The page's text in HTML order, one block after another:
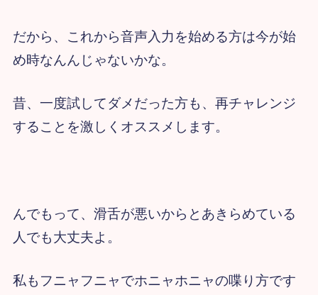
だから、これから音声入力を始める方は今が始
め時なんんじゃないかな。
昔、一度試してダメだった方も、再チャレンジ
することを激しくオススメします。
んでもって、滑舌が悪いからとあきらめている
人でも大丈夫よ。
私もフニャフニャでホニャホニャの喋り方です